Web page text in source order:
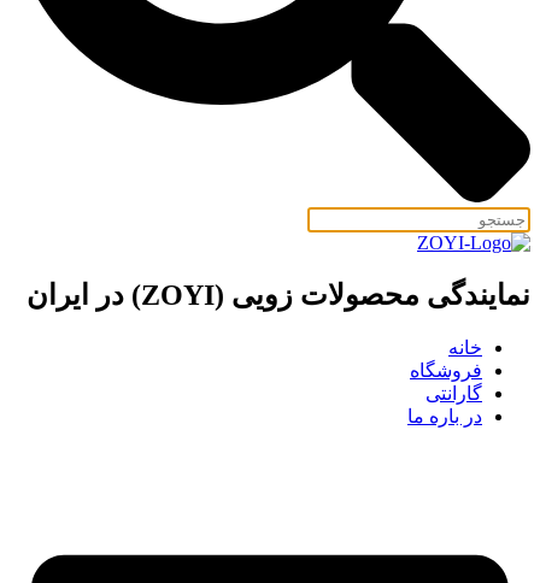
نمایندگی محصولات زویی (ZOYI) در ایران
خانه
فروشگاه
گارانتی
در باره ما